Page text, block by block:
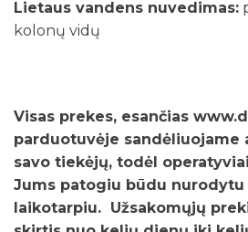
Lietaus vandens nuvedimas:
kolonų vidų
Visas prekes, esančias
parduotuvėje sandėliuojame
savo tiekėjų, todėl
Jums patogiu būdu
laikotarpiu. Užsakomųjų